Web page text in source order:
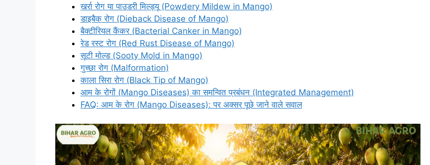
खर्रा रोग या पाउडरी मिल्ड्यू (Powdery Mildew in Mango)
डाइबैक रोग (Dieback Disease of Mango)
बैक्टीरियल कैंकर (Bacterial Canker in Mango)
रेड रस्ट रोग (Red Rust Disease of Mango)
सूटी मोल्ड (Sooty Mold in Mango)
गुच्छा रोग (Malformation)
काला सिरा रोग (Black Tip of Mango)
आम के रोगों (Mango Diseases) का समन्वित प्रबंधन (Integrated Management)
FAQ: आम के रोग (Mango Diseases): पर अक्सर पूछे जाने वाले सवाल